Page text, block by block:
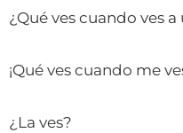
¿Qué ves cuando ves
¡Qué ves cuando me
¿La ves?